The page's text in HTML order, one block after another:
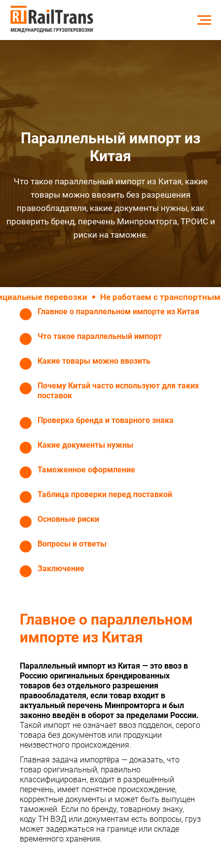
Параллельный импорт из
Китая
Что такое параллельный импорт из Китая, какие
товары можно ввозить без разрешения
правообладателя, какие документы нужны, как
проверить бренд, перечень Минпромторга, ТРОИС и
риски на таможне.
Не работаем с транспортными
Главное о параллельном импорте из Китая
Что такое параллельный импорт
Какие товары можно ввозить
Почему Китай часто используют для таких
поставок
Проверка бренда и товарного знака
Какие документы нужны
Таможенное оформление
Таблица проверки перед поставкой
Основные риски
Вопросы и ответы
Заключение
Главное о параллельном
импорте из Китая
Параллельный импорт из Китая — это ввоз в
Россию оригинальных брендированных
товаров без отдельного разрешения
правообладателя, если товар входит в
актуальный перечень Минпромторга и был
законно введён в оборот за пределами России.
Такой импорт не означает ввоз подделок, серого
товара без документов или продукции
неизвестного происхождения.
Главная задача импортёра — доказать, что
товар оригинальный, правильно
классифицирован, входит в разрешённый
перечень, имеет понятное происхождение,
корректные документы и может быть выпущен
таможней. Если по бренду, товарному знаку,
коду ТН ВЭД или документам есть вопросы, груз
может задержаться на границе или складе
временного хранения.